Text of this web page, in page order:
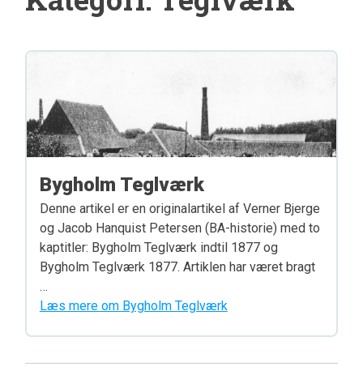
Bygholm Teglværk
Denne artikel er en originalartikel af Verner Bjerge
og Jacob Hanquist Petersen (BA-historie) med to
kaptitler: Bygholm Teglværk indtil 1877 og
Bygholm Teglværk 1877. Artiklen har været bragt
…
Læs mere om Bygholm Teglværk